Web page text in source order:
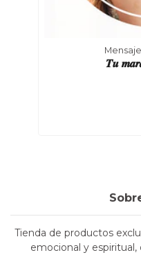
𝑻𝒖
Tienda de productos
emocional y espiritual,